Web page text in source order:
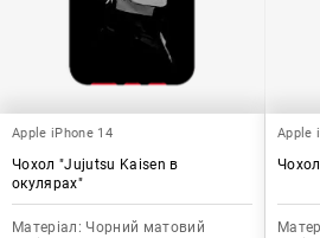
Apple iPhone 14
Чохол "Jujutsu Kaisen в
окулярах"
Матеріал: Чорний матовий
Apple